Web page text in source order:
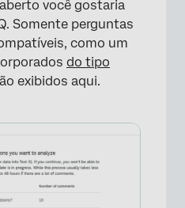
você gostaria
Somente perguntas
como um
do tipo
exibidos aqui.